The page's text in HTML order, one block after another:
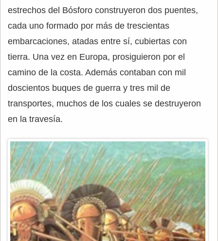
estrechos del Bósforo construyeron dos puentes,
cada uno formado por más de trescientas
embarcaciones, atadas entre sí, cubiertas con
tierra. Una vez en Europa, prosiguieron por el
camino de la costa. Además contaban con mil
doscientos buques de guerra y tres mil de
transportes, muchos de los cuales se destruyeron
en la travesía.